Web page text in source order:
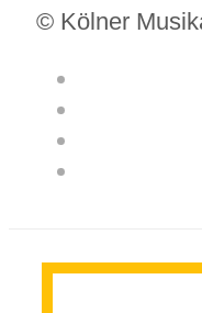
© Kölner